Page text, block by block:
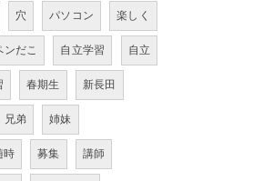
穴 パソコン 楽しく
ンだこ 自立学習 自立
春期生 新長田
兄弟 姉妹
時 募集 講師